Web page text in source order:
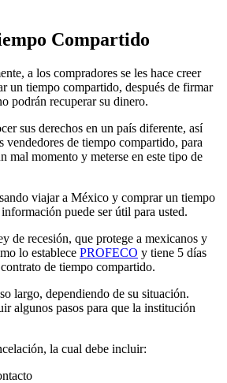
Compartido
a los compradores se les hace creer
un tiempo compartido, después de firmar
podrán recuperar su dinero.
sus derechos en un país diferente, así
vendedores de tiempo compartido, para
mal momento y meterse en este tipo de
viajar a México y comprar un tiempo
puede ser útil para usted.
de recesión, que protege a mexicanos y
lo establece PROFECO y tiene 5 días
de tiempo compartido.
largo, dependiendo de su situación.
algunos pasos para que la institución
la cual debe incluir: